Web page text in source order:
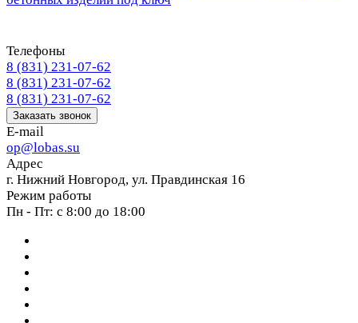
Телефоны
8 (831) 231-07-62
8 (831) 231-07-62
8 (831) 231-07-62
Заказать звонок
E-mail
op@lobas.su
Адрес
г. Нижний Новгород, ул. Правдинская 16
Режим работы
Пн - Пт: с 8:00 до 18:00